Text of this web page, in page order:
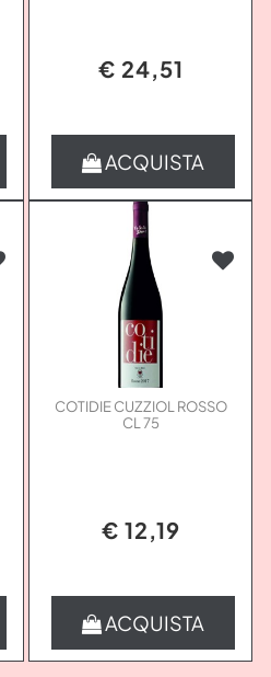
€ 24,51
ACQUISTA
COTIDIE CUZZIOL ROSSO
CL 75
€ 12,19
ACQUISTA